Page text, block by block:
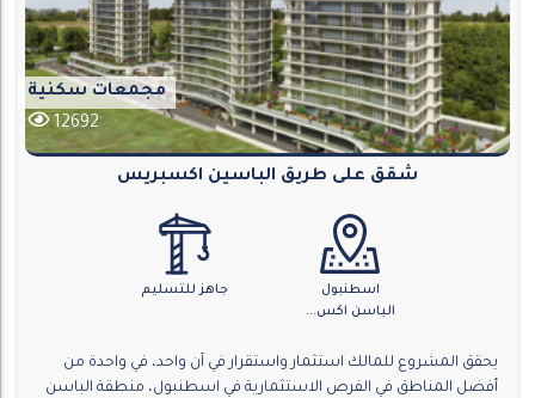
مجمعات سكنية
12692
شقق على طريق الباسين اكسبريس
اسطنبول
الباسن اكس...
جاهز للتسليم
يحقق المشروع للمالك استثمار واستقرار في آن واحد، في واحدة من
أفضل المناطق في الفرص الاستثمارية في اسطنبول، منطقة الباسن